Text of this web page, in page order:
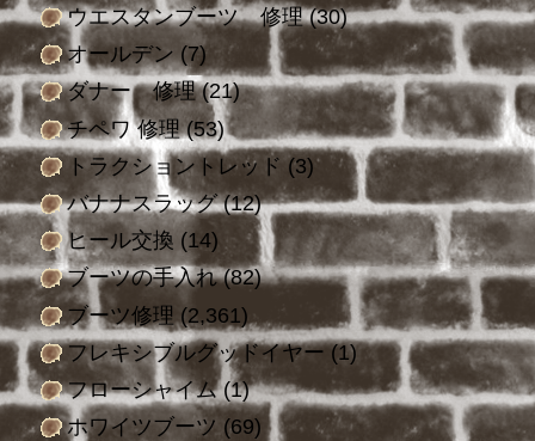
ウエスタンブーツ 修理(30)
オールデン(7)
ダナー 修理(21)
チペワ 修理(53)
トラクショントレッド (3)
バナナスラッグ(12)
ヒール交換 (14)
ブーツの手入れ(82)
ブーツ修理 (2,361)
フレキシブルグッドイヤー(1)
フローシャイム(1)
ホワイツブーツ (69)